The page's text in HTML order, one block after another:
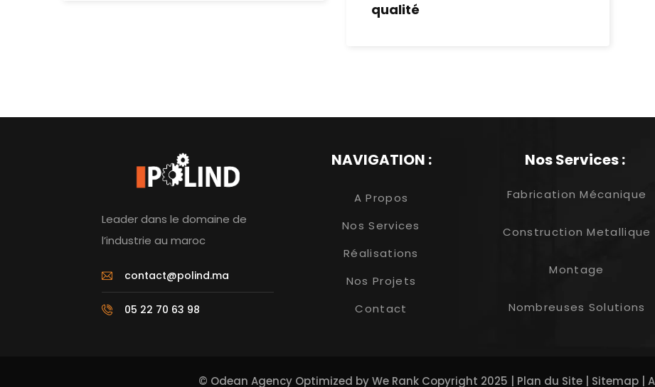
qualité
Leader dans le domaine de
l’industrie au maroc
contact@polind.ma
05 22 70 63 98
NAVIGATION :
A Propos
Nos Services
Réalisations
Nos Projets
Contact
Nos Services :
Fabrication Mécanique
Construction Metallique
Montage
Nombreuses Solutions
© Odean AgencyOptimized byWe RankCopyright 2025 | Plan du Site| Sitemap|